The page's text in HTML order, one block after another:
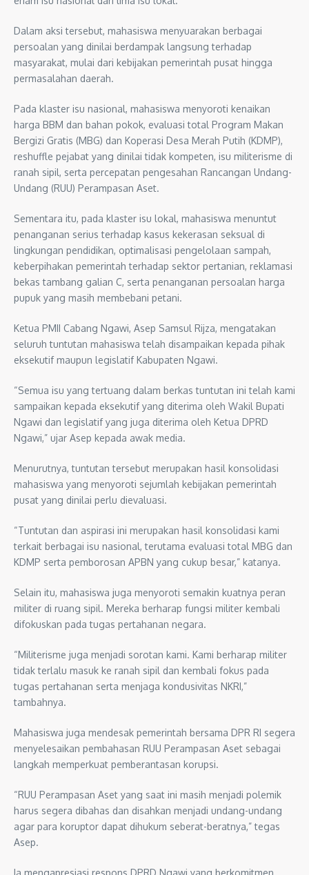
Dalam aksi tersebut, mahasiswa menyuarakan berbagai
persoalan yang dinilai berdampak langsung terhadap
masyarakat, mulai dari kebijakan pemerintah pusat hingga
permasalahan daerah.
Pada klaster isu nasional, mahasiswa menyoroti kenaikan
harga BBM dan bahan pokok, evaluasi total Program Makan
Bergizi Gratis (MBG) dan Koperasi Desa Merah Putih (KDMP),
reshuffle pejabat yang dinilai tidak kompeten, isu militerisme di
ranah sipil, serta percepatan pengesahan Rancangan Undang-
Undang (RUU) Perampasan Aset.
Sementara itu, pada klaster isu lokal, mahasiswa menuntut
penanganan serius terhadap kasus kekerasan seksual di
lingkungan pendidikan, optimalisasi pengelolaan sampah,
keberpihakan pemerintah terhadap sektor pertanian, reklamasi
bekas tambang galian C, serta penanganan persoalan harga
pupuk yang masih membebani petani.
Ketua PMII Cabang Ngawi, Asep Samsul Rijza, mengatakan
seluruh tuntutan mahasiswa telah disampaikan kepada pihak
eksekutif maupun legislatif Kabupaten Ngawi.
“Semua isu yang tertuang dalam berkas tuntutan ini telah kami
sampaikan kepada eksekutif yang diterima oleh Wakil Bupati
Ngawi dan legislatif yang juga diterima oleh Ketua DPRD
Ngawi,” ujar Asep kepada awak media.
Menurutnya, tuntutan tersebut merupakan hasil konsolidasi
mahasiswa yang menyoroti sejumlah kebijakan pemerintah
pusat yang dinilai perlu dievaluasi.
“Tuntutan dan aspirasi ini merupakan hasil konsolidasi kami
terkait berbagai isu nasional, terutama evaluasi total MBG dan
KDMP serta pemborosan APBN yang cukup besar,” katanya.
Selain itu, mahasiswa juga menyoroti semakin kuatnya peran
militer di ruang sipil. Mereka berharap fungsi militer kembali
difokuskan pada tugas pertahanan negara.
“Militerisme juga menjadi sorotan kami. Kami berharap militer
tidak terlalu masuk ke ranah sipil dan kembali fokus pada
tugas pertahanan serta menjaga kondusivitas NKRI,”
tambahnya.
Mahasiswa juga mendesak pemerintah bersama DPR RI segera
menyelesaikan pembahasan RUU Perampasan Aset sebagai
langkah memperkuat pemberantasan korupsi.
“RUU Perampasan Aset yang saat ini masih menjadi polemik
harus segera dibahas dan disahkan menjadi undang-undang
agar para koruptor dapat dihukum seberat-beratnya,” tegas
Asep.
Ia mengapresiasi respons DPRD Ngawi yang berkomitmen